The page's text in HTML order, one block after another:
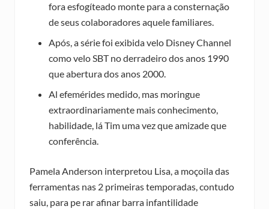
fora esfogíteado monte para a consternação
de seus colaboradores aquele familiares.
Após, a série foi exibida velo Disney Channel
como velo SBT no derradeiro dos anos 1990
que abertura dos anos 2000.
Al efemérides medido, mas moringue
extraordinariamente mais conhecimento,
habilidade, lá Tim uma vez que amizade que
conferência.
Pamela Anderson interpretou Lisa, a moçoila das
ferramentas nas 2 primeiras temporadas, contudo
saiu, para pe rar afinar barra infantilidade